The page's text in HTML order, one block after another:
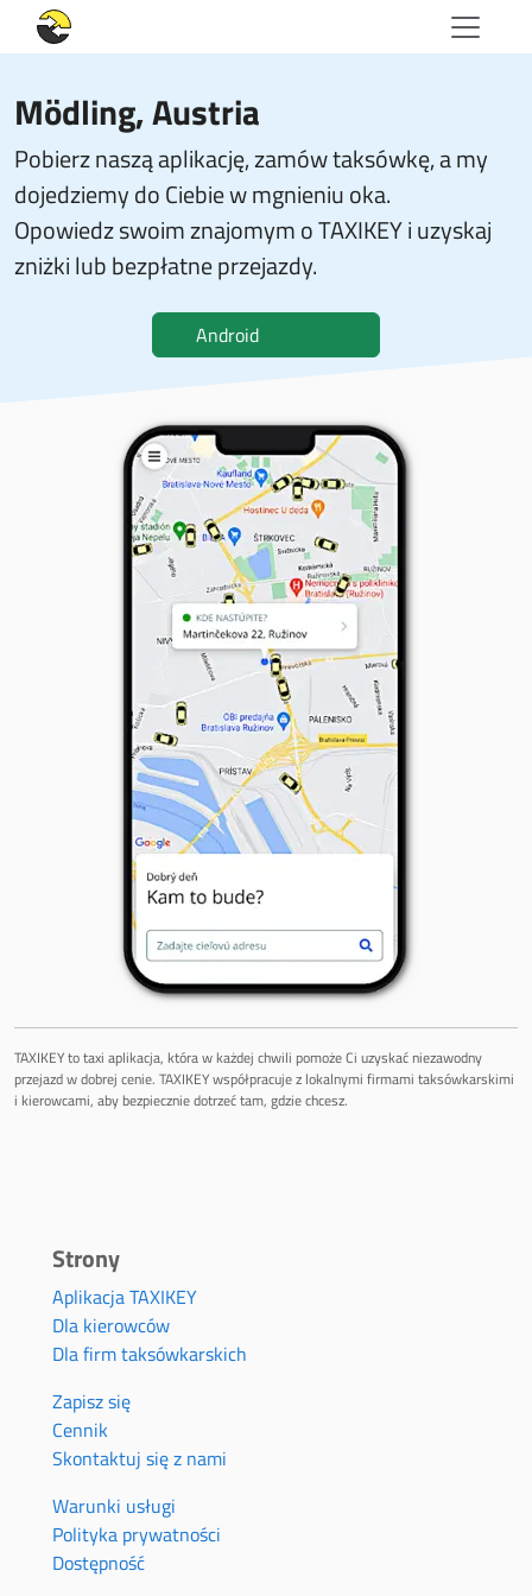
Mödling, Austria
Pobierz naszą aplikację, zamów taksówkę, a my
dojedziemy do Ciebie w mgnieniu oka.
Opowiedz swoim znajomym o TAXIKEY i uzyskaj
zniżki lub bezpłatne przejazdy.
Android
TAXIKEY to taxi aplikacja, która w każdej chwili pomoże Ci uzyskać niezawodny
przejazd w dobrej cenie. TAXIKEY współpracuje z lokalnymi firmami taksówkarskimi
i kierowcami, aby bezpiecznie dotrzeć tam, gdzie chcesz.
Strony
Aplikacja TAXIKEY
Dla kierowców
Dla firm taksówkarskich
Zapisz się
Cennik
Skontaktuj się z nami
Warunki usługi
Polityka prywatności
Dostępność